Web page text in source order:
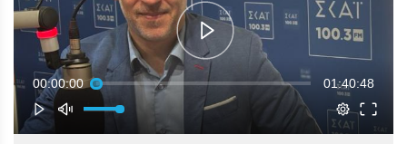
00:00:00 01:40:48